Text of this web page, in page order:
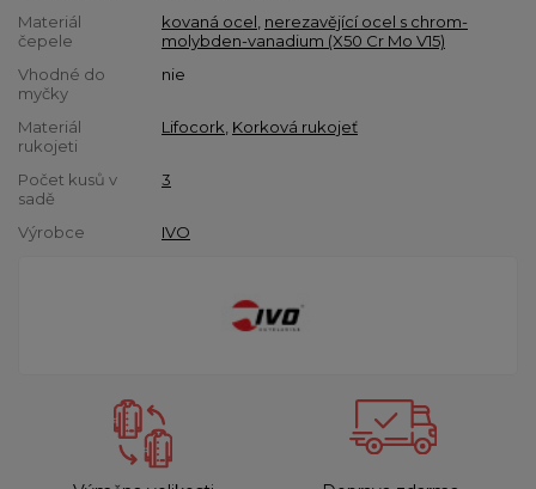
Materiál
čepele
kovaná ocel nerezavějící ocel s chrom-
molybden-vanadium (X50 Cr Mo V15)
Vhodné do
myčky
nie
Materiál
rukojeti
Lifocork Korková rukojeť
Počet kusů v
sadě
3
Výrobce IVO